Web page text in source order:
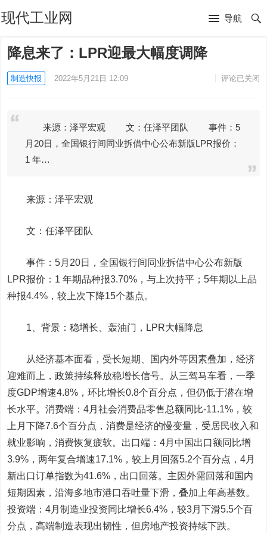
现代工业网 导航
降息来了：LPR迎最大幅度调降
制造快报 2022年5月21日 12:09 评论已关闭
来源：泽平宏观 文：任泽平团队 事件：5
月20日，全国银行间同业拆借中心公布新版LPR报价：
1 年…
来源：泽平宏观
文：任泽平团队
事件：5月20日，全国银行间同业拆借中心公布新版
LPR报价： 1 年期品种报3.70%，与上次持平；5年期以上品
种报4.4%，较上次下降15个基点。
1 、背景：稳增长、轰油门，LPR大幅降息
从经济基本面看， 受长短期、国内外等因素叠加，经济
迎难而上，政策持续释放稳增长信号。
从三驾马车看，一季
度GDP增速4.8%，环比增长0.8个百分点，但仍低于潜在增
长水平。消费端：4月社会消费品零售总额同比-11.1%，较
上月下降7.6个百分点，消费是经济的慢变量，受居民收入和
就业影响，消费恢复疲软。 出口端：4月中国出口额同比增
3.9%，两年复合增速17.1%，较上月回落5.2个百分点，4月
新出口订单指数为41.6%，出口回落。 主因外需回落和国内
短期因素，沿海多地市港口吞吐量下滑，叠加上年高基数。
投资端：4月制造业投资同比增长6.4%，较3月下滑5.5个百
分点 ，高端制造表现出韧性，但房地产投资持续下跌。